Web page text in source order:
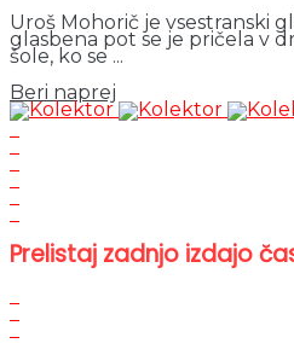
Uroš Mohorič je vsestranski
glasbena pot se je pričela v
šole, ko se ...
Beri naprej
Prelistaj zadnjo izdajo